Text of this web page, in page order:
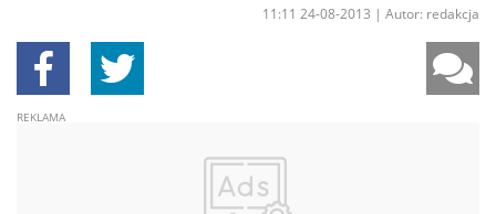
11:11 24-08-2013 | Autor: redakcja